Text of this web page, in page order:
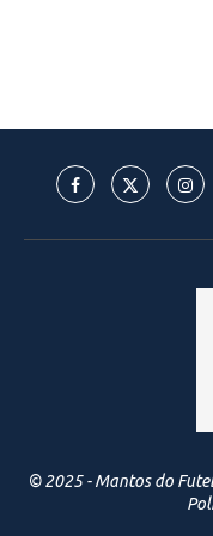
© 2025 - Mantos do